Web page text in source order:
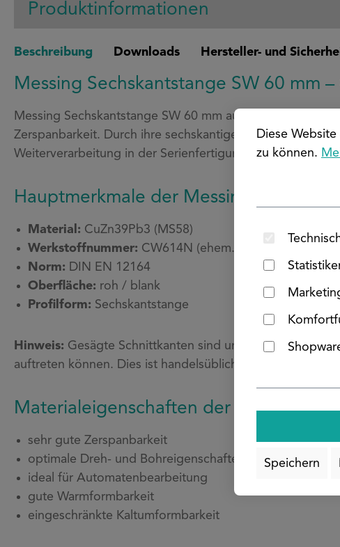
Produktinformationen
Beschreibung Downloads Hersteller- und
Messing Sechskantstange SW 60 mm
Messing Sechskantstange SW 60 mm aus CuZn39Pb3
Zerspanbarkeit. Durch ihre sechskantige Form eignen
Weiterverarbeitung in der Serienfertigung.
Hauptmerkmale der Messing
Material: CuZn39Pb3 (MS58)
Werkstoffnummer: CW614N (ehem. 2.0401)
Norm: DIN EN 12164
Oberfläche: roh / blank
Profilform: Sechskantstange
Hinweis: Gesägte Schnittkanten sind unbearbeitet und
auftreten können. Dies ist handelsüblich und stellt keinen
Materialeigenschaften der Messing
sehr gute Zerspanbarkeit
optimale Dreh- und Bohreigenschaften
ideal für Automatenbearbeitung
gute Warmformbarkeit
eingeschränkte Kaltumformbarkeit
Diese
zu können.
Speichern